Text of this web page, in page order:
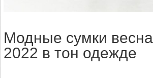
Модные сумки
2022 в тон одежде